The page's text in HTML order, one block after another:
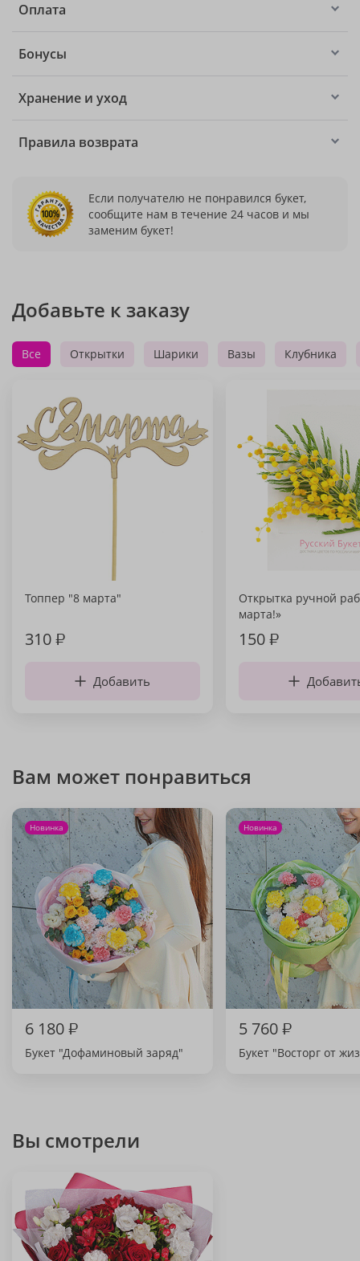
Оплата
Бонусы
Хранение и уход
Правила возврата
Если получателю не понравился букет,
сообщите нам в течение 24 часов и мы
заменим букет!
Добавьте к заказу
Все Открытки Шарики Вазы Клубника
Топпер "8 марта"
310₽
Добавить
Открытка ручной
марта!»
150₽
Вам может понравиться
Новинка
6 180₽
Букет "Дофаминовый заряд"
Новинка
5 760₽
Букет "Восторг от
Вы смотрели